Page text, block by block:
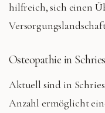
hilfreich, sich einen
Osteopathie in
Aktuell sind in
Anzahl ermöglicht